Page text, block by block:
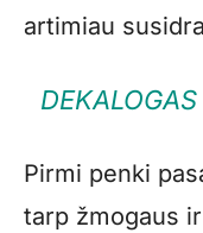
artimiau
Pirmi penki
tarp žmogaus